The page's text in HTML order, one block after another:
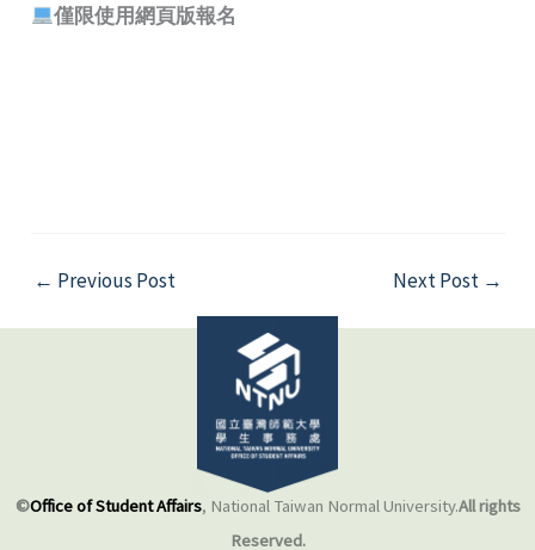
僅限使用網頁版報名
← Previous Post Next Post →
©Office of Student Affairs, National Taiwan Normal University.All rights
Reserved.